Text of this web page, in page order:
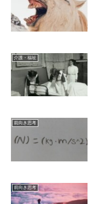
介護・福祉
前向き思考
前向き思考